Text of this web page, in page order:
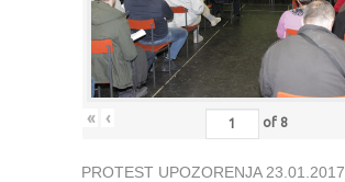
« ‹ of 8
PROTEST UPOZORENJA 23.01.2017.